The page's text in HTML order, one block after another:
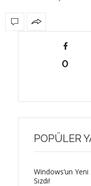
0
POPÜLER
Windows’un
Sızdı!